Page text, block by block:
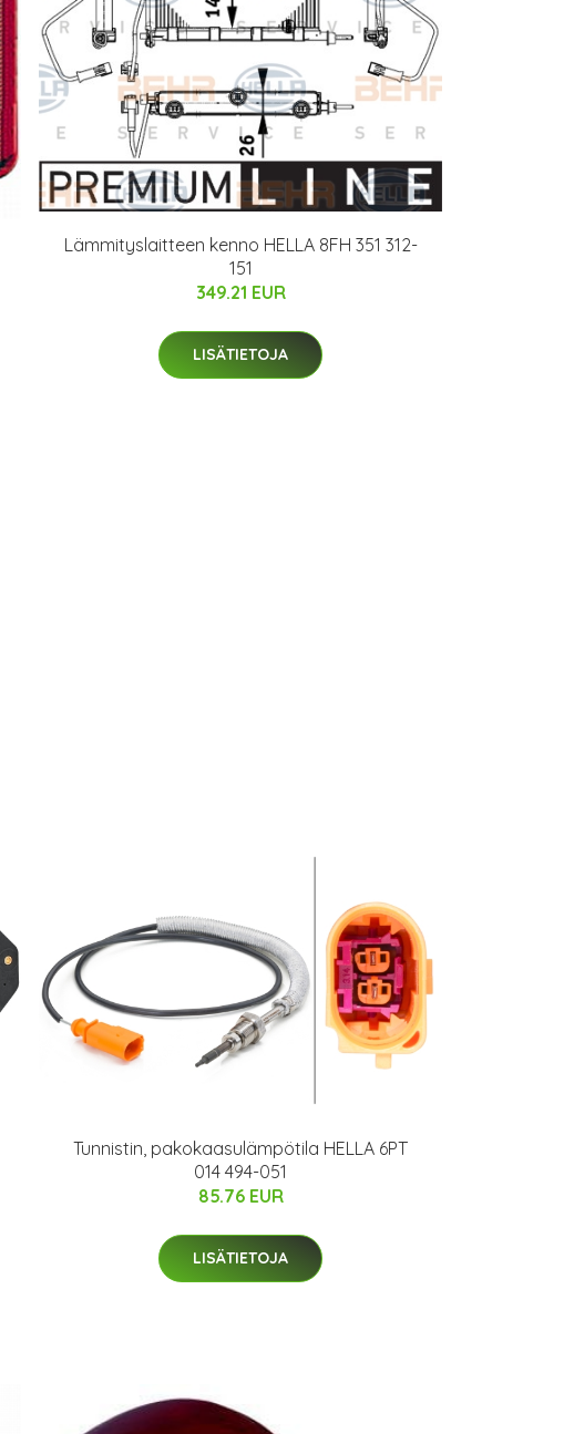
Lämmityslaitteen kenno HELLA 8FH 351 312-
151
349.21 EUR
LISÄTIETOJA
Tunnistin, pakokaasulämpötila HELLA 6PT
014 494-051
85.76 EUR
LISÄTIETOJA